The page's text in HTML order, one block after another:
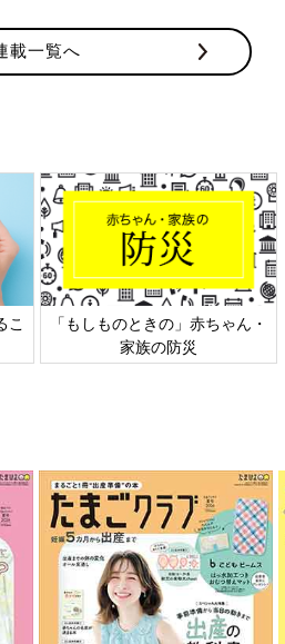
載一覧へ
こ
「もしものときの」赤ちゃん・
家族の防災